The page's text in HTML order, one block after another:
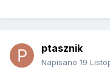
ptasznik
Napisano 19